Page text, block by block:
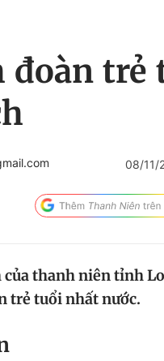
trẻ
08/11/
thanh niên tỉnh
trẻ tuổi nhất nước.